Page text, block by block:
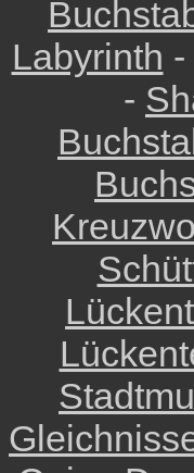
Labyrinth -
-